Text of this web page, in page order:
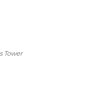
Tower